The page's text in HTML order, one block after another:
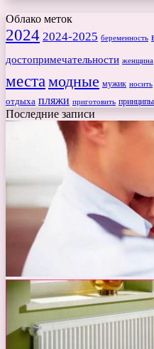
Облако меток
2024 2024-2025 беременность
достопримечательности женщина
местамодные мужик носить
отдыха пляжи приготовить принципы
Последние записи